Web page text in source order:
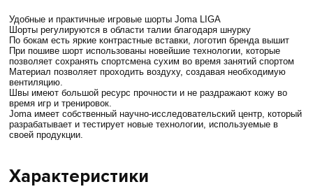
Удобные и практичные игровые шорты Joma LIGA
Шорты регулируются в области талии благодаря шнурку
По бокам есть яркие контрастные вставки, логотип бренда вышит
При пошиве шорт использованы новейшие технологии, которые
позволяет сохранять спортсмена сухим во время занятий спортом
Материал позволяет проходить воздуху, создавая необходимую
вентиляцию.
Швы имеют большой ресурс прочности и не раздражают кожу во
время игр и тренировок.
Joma имеет собственный научно-исследовательский центр, который
разрабатывает и тестирует новые технологии, используемые в
своей продукции.
Характеристики